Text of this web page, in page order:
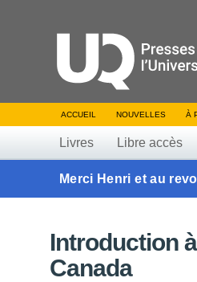
ACCUEIL NOUVELLES À
Livres Libre accès
Merci Henri et au
Introduction
Canada